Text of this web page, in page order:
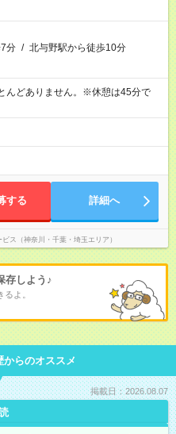
分 / 北与野駅から徒歩10分
どありません。※休憩は45分で
する 詳細へ
ス（神奈川・千葉・埼玉エリア）
存しよう♪
よ。
らのオススメ
掲載日：2026.08.07